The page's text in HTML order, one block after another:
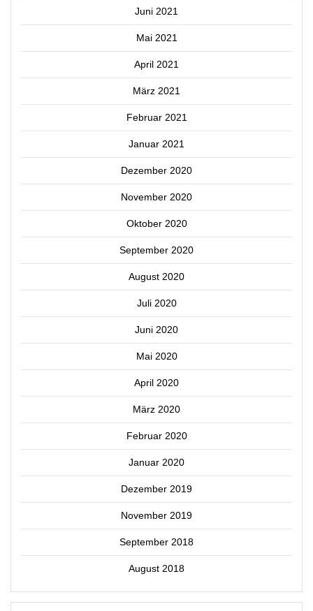
Juni 2021
Mai 2021
April 2021
März 2021
Februar 2021
Januar 2021
Dezember 2020
November 2020
Oktober 2020
September 2020
August 2020
Juli 2020
Juni 2020
Mai 2020
April 2020
März 2020
Februar 2020
Januar 2020
Dezember 2019
November 2019
September 2018
August 2018